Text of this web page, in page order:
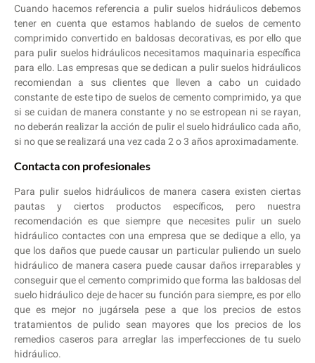
Cuando hacemos referencia a pulir suelos hidráulicos debemos
tener en cuenta que estamos hablando de suelos de cemento
comprimido convertido en baldosas decorativas, es por ello que
para pulir suelos hidráulicos necesitamos maquinaria específica
para ello. Las empresas que se dedican a pulir suelos hidráulicos
recomiendan a sus clientes que lleven a cabo un cuidado
constante de este tipo de suelos de cemento comprimido, ya que
si se cuidan de manera constante y no se estropean ni se rayan,
no deberán realizar la acción de pulir el suelo hidráulico cada año,
si no que se realizará una vez cada 2 o 3 años aproximadamente.
Contacta con profesionales
Para pulir suelos hidráulicos de manera casera existen ciertas
pautas y ciertos productos específicos, pero nuestra
recomendación es que siempre que necesites pulir un suelo
hidráulico contactes con una empresa que se dedique a ello, ya
que los daños que puede causar un particular puliendo un suelo
hidráulico de manera casera puede causar daños irreparables y
conseguir que el cemento comprimido que forma las baldosas del
suelo hidráulico deje de hacer su función para siempre, es por ello
que es mejor no jugársela pese a que los precios de estos
tratamientos de pulido sean mayores que los precios de los
remedios caseros para arreglar las imperfecciones de tu suelo
hidráulico.